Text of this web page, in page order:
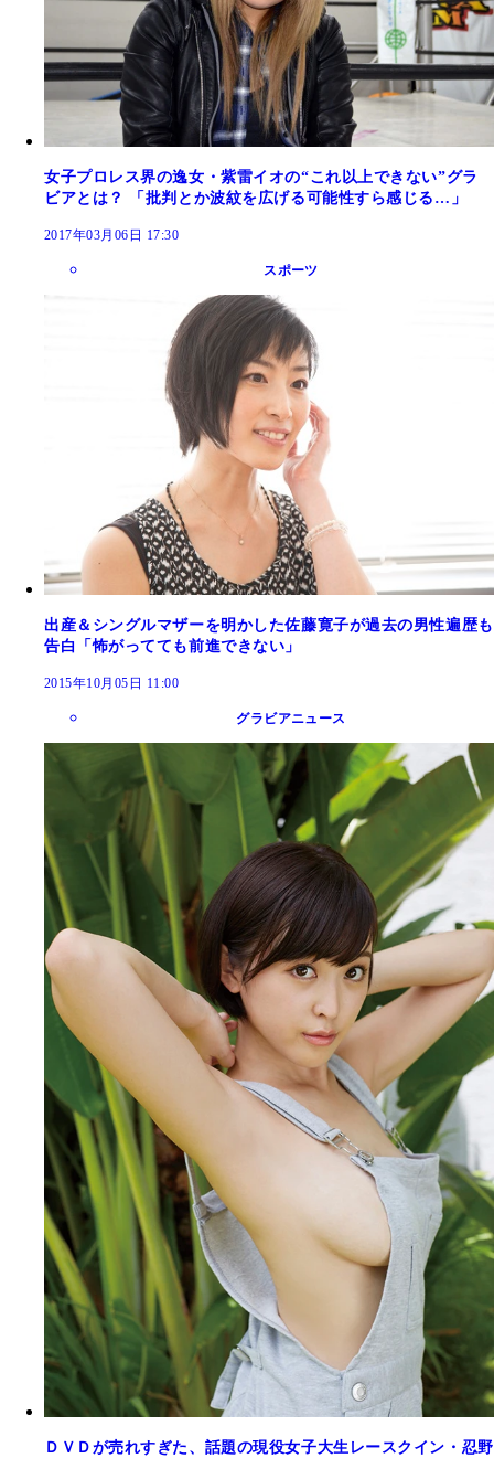
女子プロレス界の逸女・紫雷イオの“これ以上できない”グラ
ビアとは？ 「批判とか波紋を広げる可能性すら感じる…」
2017年03月06日 17:30
スポーツ
出産＆シングルマザーを明かした佐藤寛子が過去の男性遍歴も
告白「怖がってても前進できない」
2015年10月05日 11:00
グラビアニュース
ＤＶＤが売れすぎた、話題の現役女子大生レースクイン・忍野